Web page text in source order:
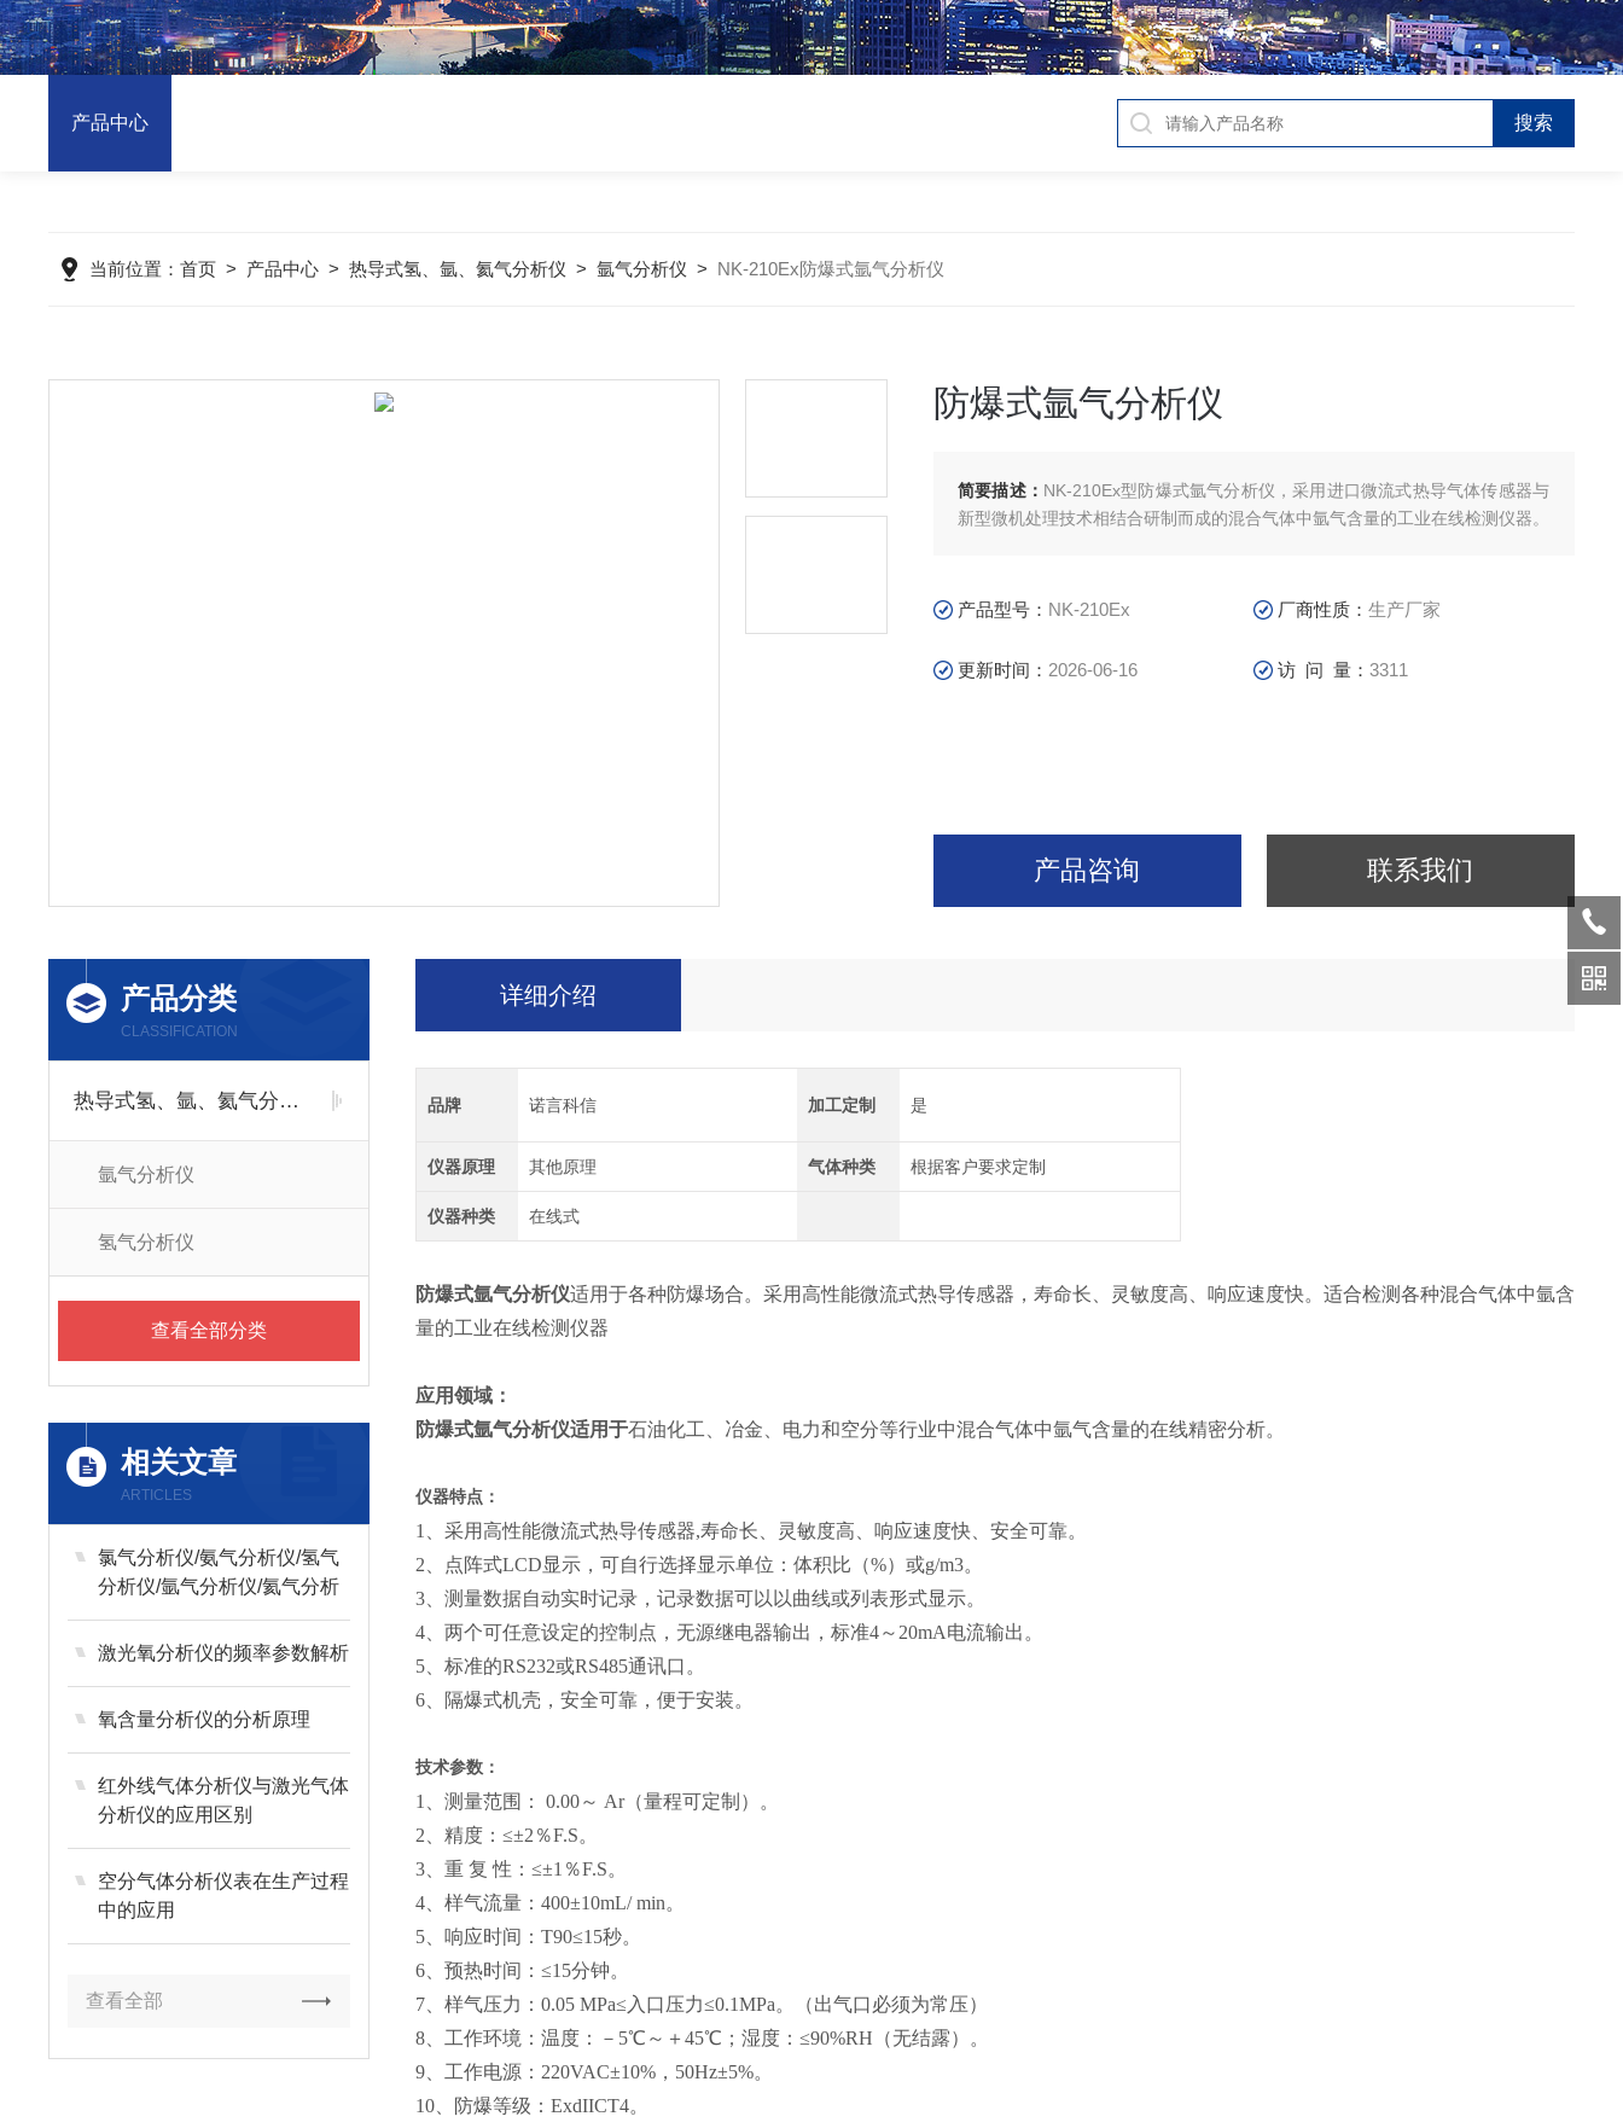
产品中心
当前位置：首页 > 产品中心 >热导式氢、氩、氦气分析仪 >氩气分析仪 > NK-210Ex防爆式氩气分析仪
防爆式氩气分析仪
简要描述： NK-210Ex型防爆式氩气分析仪，采用进口微流式热导气体传感器与
新型微机处理技术相结合研制而成的混合气体中氩气含量的工业在线检测仪器。
产品型号： NK-210Ex 厂商性质：生产厂家
更新时间： 2026-06-16 访 问 量：3311
产品咨询 联系我们
产品分类
CLASSIFICATION
热导式氢、氩、氦气分析仪
氩气分析仪
氢气分析仪
查看全部分类
相关文章
ARTICLES
氯气分析仪/氨气分析仪/氢气
分析仪/氩气分析仪/氦气分析
仪/品牌优选：西安诺科仪器
是实力厂家
激光氧分析仪的频率参数解析
氧含量分析仪的分析原理
红外线气体分析仪与激光气体
分析仪的应用区别
空分气体分析仪表在生产过程
中的应用
查看全部
详细介绍
品牌 诺言科信 加工定制 是
仪器原理 其他原理 气体种类 根据客户要求定制
仪器种类 在线式
防爆式氩气分析仪适用于各种防爆场合。采用高性能微流式热导传感器，寿命长、灵敏度高、响应速度快。适合检测各种混合气体中氩含
量的工业在线检测仪器
应用领域：
防爆式氩气分析仪适用于石油化工、冶金、电力和空分等行业中混合气体中氩气含量的在线精密分析。
仪器特点：
1、采用高性能微流式热导传感器,寿命长、灵敏度高、响应速度快、安全可靠。
2、点阵式LCD显示，可自行选择显示单位：体积比（%）或g/m3。
3、测量数据自动实时记录，记录数据可以以曲线或列表形式显示。
4、两个可任意设定的控制点，无源继电器输出，标准4～20mA电流输出。
5、标准的RS232或RS485通讯口。
6、隔爆式机壳，安全可靠，便于安装。
技术参数：
1、测量范围： 0.00～ Ar（量程可定制）。
2、精度：≤±2％F.S。
3、重 复 性：≤±1％F.S。
4、样气流量：400±10mL/ min。
5、响应时间：T90≤15秒。
6、预热时间：≤15分钟。
7、样气压力：0.05 MPa≤入口压力≤0.1MPa。（出气口必须为常压）
8、工作环境：温度：－5℃～＋45℃；湿度：≤90%RH（无结露）。
9、工作电源：220VAC±10%，50Hz±5%。
10、防爆等级：ExdIICT4。